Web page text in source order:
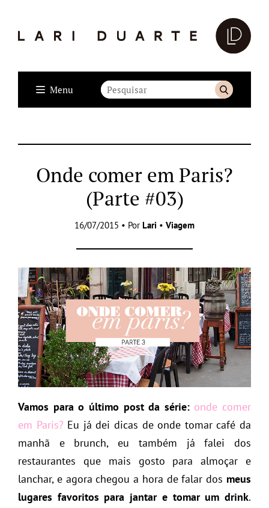
Menu
Onde comer em Paris?
(Parte #03)
16/07/2015 • Por Lari • Viagem
Vamos para o último post da série: onde comer
em Paris? Eu já dei dicas de onde tomar café da
manhã e brunch, eu também já falei dos
restaurantes que mais gosto para almoçar e
lanchar, e agora chegou a hora de falar dos meus
lugares favoritos para jantar e tomar um drink.